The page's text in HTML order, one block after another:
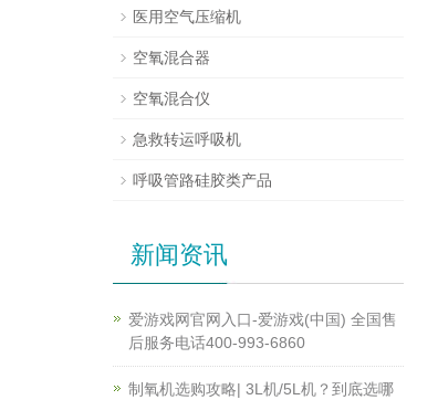
医用空气压缩机
空氧混合器
空氧混合仪
急救转运呼吸机
呼吸管路硅胶类产品
新闻资讯
爱游戏网官网入口-爱游戏(中国) 全国售
后服务电话400-993-6860
制氧机选购攻略| 3L机/5L机？到底选哪